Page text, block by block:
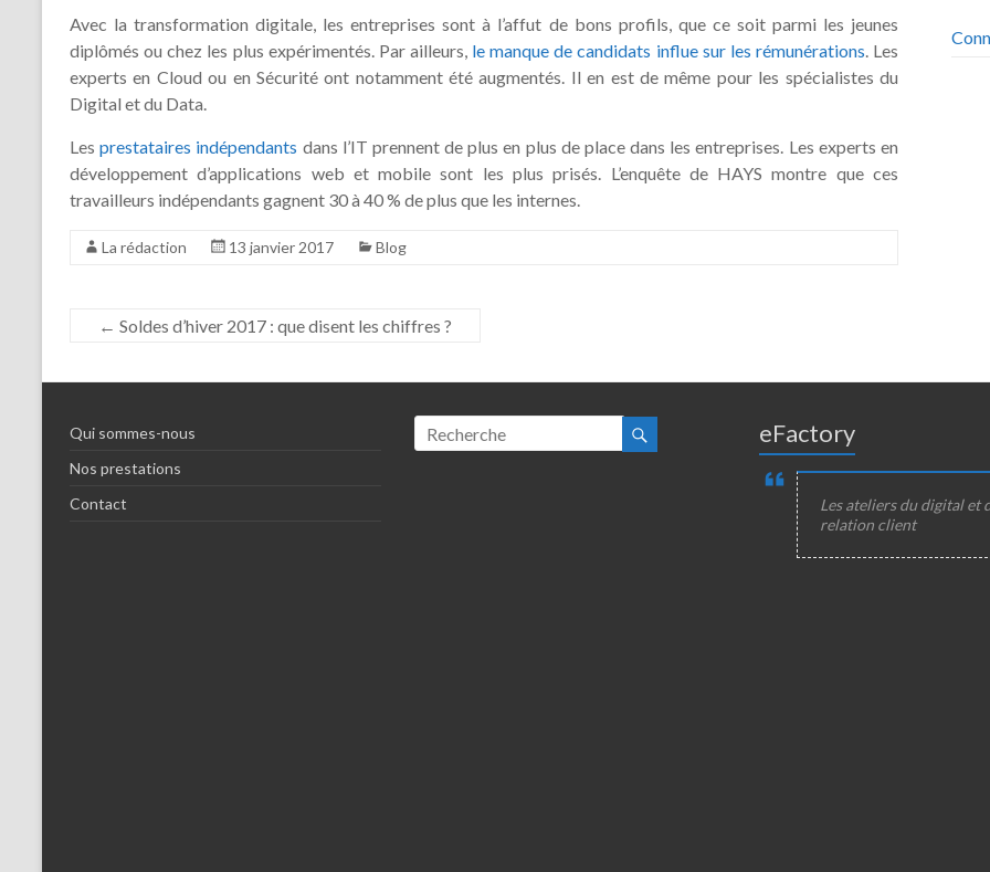
Avec la transformation digitale, les entreprises sont à l’affut de bons profils, que ce soit parmi les jeunes
diplômés ou chez les plus expérimentés. Par ailleurs, le manque de candidats influe sur les rémunérations. Les
experts en Cloud ou en Sécurité ont notamment été augmentés. Il en est de même pour les spécialistes du
Digital et du Data.
Lesprestataires indépendants dans l’IT prennent de plus en plus de place dans les entreprises. Les experts en
développement d’applications web et mobile sont les plus prisés. L’enquête de HAYS montre que ces
travailleurs indépendants gagnent 30 à 40 % de plus que les internes.
La rédaction 13 janvier 2017 Blog
← Soldes d’hiver 2017 : que disent les chiffres ?
Qui sommes-nous
Nos prestations
Contact
eFactory
Les ateliers du digital et
relation client